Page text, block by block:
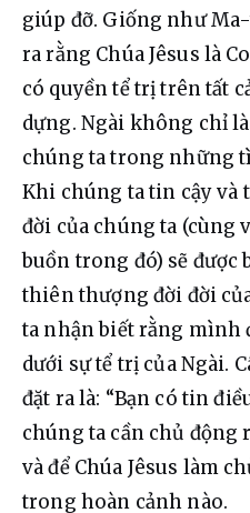
giúp đỡ. Giống như
ra rằng Chúa Jêsus là
có quyền tể trị trên tất
dựng. Ngài không chỉ
chúng ta trong những
Khi chúng ta tin cậy và
đời của chúng ta (cùng
buồn trong đó) sẽ được
thiên thượng đời đời
ta nhận biết rằng mình
dưới sự tể trị của Ngài.
đặt ra là: “Bạn có tin
chúng ta cần chủ
và để Chúa Jêsus làm
trong hoàn cảnh nào.